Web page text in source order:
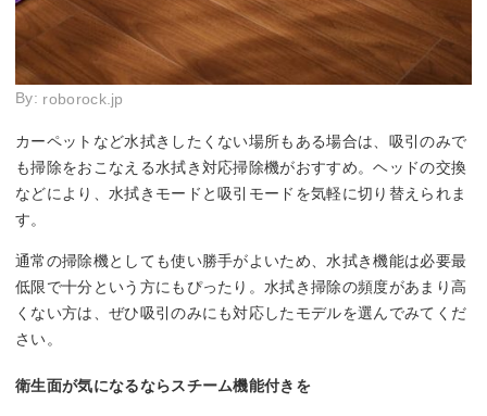
By: roborock.jp
カーペットなど水拭きしたくない場所もある場合は、吸引のみで
も掃除をおこなえる水拭き対応掃除機がおすすめ。ヘッドの交換
などにより、水拭きモードと吸引モードを気軽に切り替えられま
す。
通常の掃除機としても使い勝手がよいため、水拭き機能は必要最
低限で十分という方にもぴったり。水拭き掃除の頻度があまり高
くない方は、ぜひ吸引のみにも対応したモデルを選んでみてくだ
さい。
衛生面が気になるならスチーム機能付きを